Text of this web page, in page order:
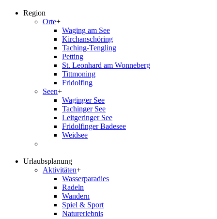
Region
Orte+
Waging am See
Kirchanschöring
Taching-Tengling
Petting
St. Leonhard am Wonneberg
Tittmoning
Fridolfing
Seen+
Waginger See
Tachinger See
Leitgeringer See
Fridolfinger Badesee
Weidsee
Urlaubsplanung
Aktivitäten+
Wasserparadies
Radeln
Wandern
Spiel & Sport
Naturerlebnis